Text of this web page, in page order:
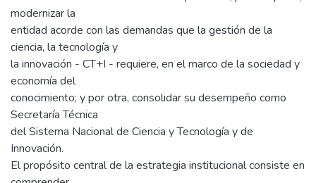
modernizar la
entidad acorde con las demandas que la gestión de la
ciencia, la tecnología y
la innovación - CT+I - requiere, en el marco de la sociedad y
economía del
conocimiento; y por otra, consolidar su desempeño como
Secretaría Técnica
del Sistema Nacional de Ciencia y Tecnología y de
Innovación.
El propósito central de la estrategia institucional consiste en